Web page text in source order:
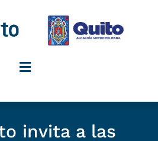
invita a las